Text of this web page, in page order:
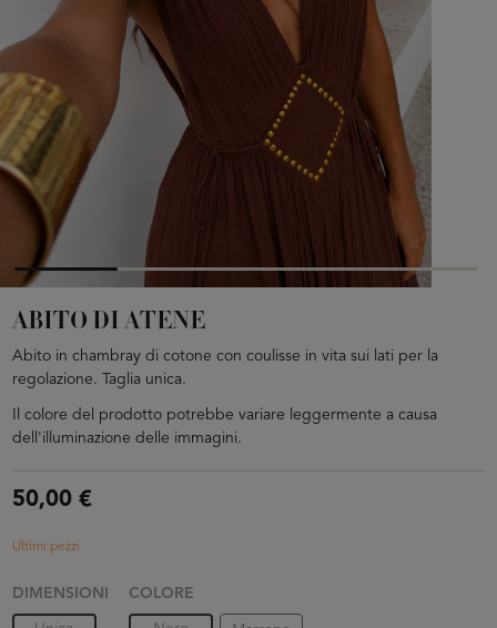
ABITO DI ATENE
Abito in chambray di cotone con coulisse in vita sui lati per la
regolazione. Taglia unica.
Il colore del prodotto potrebbe variare leggermente a causa
dell'illuminazione delle immagini.
50,00 €
Ultimi pezzi
DIMENSIONI COLORE